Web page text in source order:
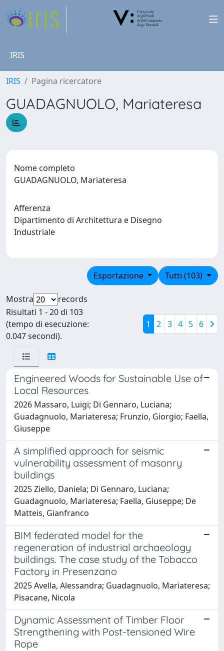
IRIS
IRIS Pagina ricercatore
GUADAGNUOLO, Mariateresa
Nome completo
GUADAGNUOLO, Mariateresa
Afferenza
Dipartimento di Architettura e Disegno
Industriale
Tutti (103)
Esportazione
Mostra
records
Risultati 1 - 20 di 103
(tempo di esecuzione:
0.047 secondi).
1 2 3 4 5 6
Engineered Woods for Sustainable Use of
Local Resources
2026 Massaro, Luigi; Di Gennaro, Luciana;
Guadagnuolo, Mariateresa; Frunzio, Giorgio; Faella,
Giuseppe
A simplified approach for seismic
vulnerability assessment of masonry
buildings
2025 Ziello, Daniela; Di Gennaro, Luciana;
Guadagnuolo, Mariateresa; Faella, Giuseppe; De
Matteis, Gianfranco
BIM federated model for the
regeneration of industrial archaeology
buildings. The case study of the Tobacco
Factory in Presenzano
2025 Avella, Alessandra; Guadagnuolo, Mariateresa;
Pisacane, Nicola
Dynamic Assessment of Timber Floor
Strengthening with Post-tensioned Wire
Rope